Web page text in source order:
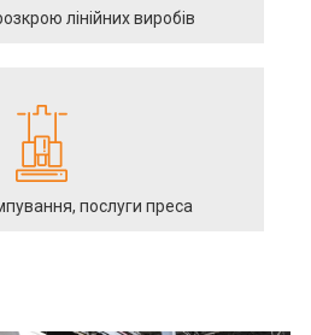
лінійних виробів
послуги преса